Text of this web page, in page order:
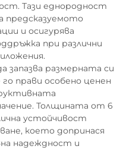
Тази еднородност
предсказуемото
и осигурява
при различни
размерната си
прави особено ценен
Толщината от 6
устойчивост
което допринася
надеждност и